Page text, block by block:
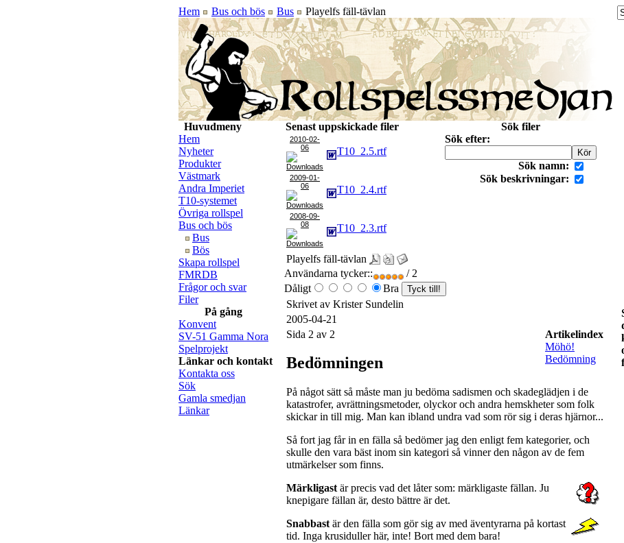
Hem Bus och bös Bus Playelfs fäll-tävlan
Huvudmeny
Hem
Nyheter
Produkter
Västmark
Andra Imperiet
T10-systemet
Övriga rollspel
Bus och bös
Bus
Bös
Skapa rollspel
FMRDB
Frågor och svar
Filer
På gång
Konvent
SV-51 Gamma Nora
Spelprojekt
Länkar och kontakt
Kontakta oss
Sök
Gamla smedjan
Länkar
Senast uppskickade filer
2010-02-
06
T10_2.5.rtf
2009-01-
06
T10_2.4.rtf
2008-09-
08
T10_2.3.rtf
Sök filer
Sök efter:
Sök namn:
Sök beskrivningar:
Playelfs fäll-tävlan
Användarna tycker::
/ 2
Dåligt
Bra
Skrivet av Krister Sundelin
2005-04-21
Artikelindex
Möhö!
Bedömning
Sida 2 av 2
Bedömningen
På något sätt så måste man ju bedöma sadismen och skadeglädjen i de
katastrofer, avrättningsmetoder, olyckor och andra hemskheter som folk
skickar in till mig. Man kan ibland undra vad som rör sig i deras hjärnor...
Så fort jag får in en fälla så bedömer jag den enligt fem kategorier, och
skulle den vara bäst inom sin kategori så vinner den någon av de fem
utmärkelser som finns.
Märkligast är precis vad det låter som: märkligaste fällan. Ju
knepigare fällan är, desto bättre är det.
Snabbast är den fälla som gör sig av med äventyrarna på kortast
tid. Inga krusiduller här, inte! Bort med dem bara!